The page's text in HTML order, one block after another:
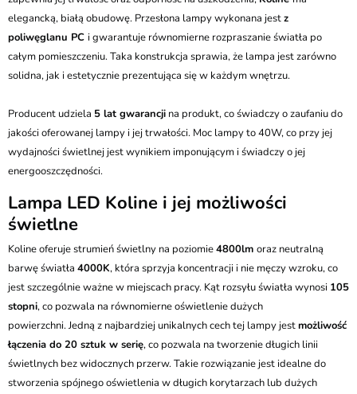
elegancką, białą obudowę. Przesłona lampy wykonana jestz
poliwęglanu PC i gwarantuje równomierne rozpraszanie światła po
całym pomieszczeniu. Taka konstrukcja sprawia, że lampa jest zarówno
solidna, jak i estetycznie prezentująca się w każdym wnętrzu.
Producent udziela 5 lat gwarancji na produkt, co świadczy o zaufaniu do
jakości oferowanej lampy i jej trwałości. Moc lampy to 40W, co przy jej
wydajności świetlnej jest wynikiem imponującym i świadczy o jej
energooszczędności.
Lampa LED Koline i jej możliwości
świetlne
Koline oferuje strumień świetlny na poziomie4800lm oraz neutralną
barwę światła 4000K, która sprzyja koncentracji i nie męczy wzroku, co
jest szczególnie ważne w miejscach pracy. Kąt rozsyłu światła wynosi 105
stopni, co pozwala na równomierne oświetlenie dużych
powierzchni. Jedną z najbardziej unikalnych cech tej lampy jestmożliwość
łączenia do 20 sztuk w serię, co pozwala na tworzenie długich linii
świetlnych bez widocznych przerw. Takie rozwiązanie jest idealne do
stworzenia spójnego oświetlenia w długich korytarzach lub dużych